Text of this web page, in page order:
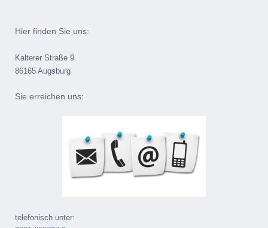
Hier finden Sie uns:
Kalterer Straße 9
86165 Augsburg
Sie erreichen uns:
telefonisch unter: